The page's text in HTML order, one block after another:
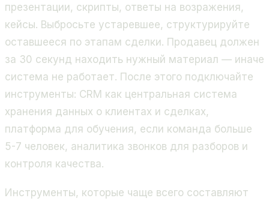
презентации, скрипты, ответы на возражения,
кейсы. Выбросьте устаревшее, структурируйте
оставшееся по этапам сделки. Продавец должен
за 30 секунд находить нужный материал — иначе
система не работает. После этого подключайте
инструменты: CRM как центральная система
хранения данных о клиентах и сделках,
платформа для обучения, если команда больше
5-7 человек, аналитика звонков для разборов и
контроля качества.
Инструменты, которые чаще всего составляют